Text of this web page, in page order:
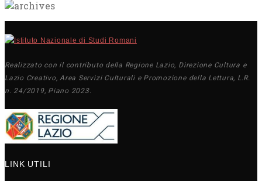
Realizzato con il contributo della Regione Lazio, Direzione Cultura e
Lazio Creativo, Area Servizi Culturali e Promozione della Lettura, L.R.
n. 24/2019, Piano 2023.
LINK UTILI